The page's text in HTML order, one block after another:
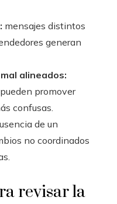
mensajes distintos
generan
alineados:
promover
confusas.
de un
no coordinados
revisar la